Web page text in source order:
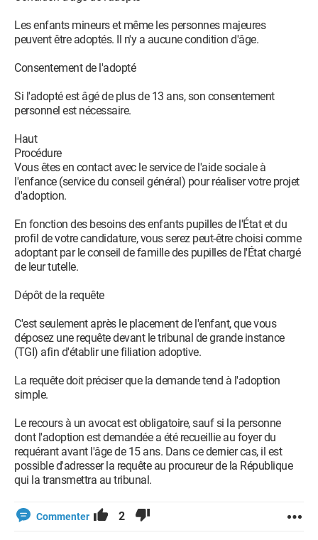
Les enfants mineurs et même les personnes majeures
peuvent être adoptés. Il n'y a aucune condition d'âge.
Consentement de l'adopté
Si l'adopté est âgé de plus de 13 ans, son consentement
personnel est nécessaire.
Haut
Procédure
Vous êtes en contact avec le service de l'aide sociale à
l'enfance (service du conseil général) pour réaliser votre projet
d'adoption.
En fonction des besoins des enfants pupilles de l'État et du
profil de votre candidature, vous serez peut-être choisi comme
adoptant par le conseil de famille des pupilles de l'État chargé
de leur tutelle.
Dépôt de la requête
C'est seulement après le placement de l'enfant, que vous
déposez une requête devant le tribunal de grande instance
(TGI) afin d'établir une filiation adoptive.
La requête doit préciser que la demande tend à l'adoption
simple.
Le recours à un avocat est obligatoire, sauf si la personne
dont l'adoption est demandée a été recueillie au foyer du
requérant avant l'âge de 15 ans. Dans ce dernier cas, il est
possible d'adresser la requête au procureur de la République
qui la transmettra au tribunal.
Commenter 2